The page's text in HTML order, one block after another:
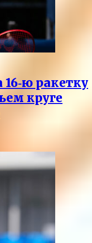
ракетку
круге